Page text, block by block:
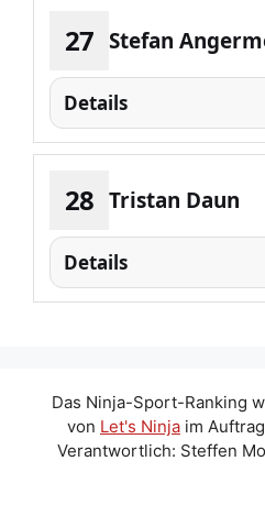
27 Stefan
Details
28 Tristan Daun
Details
Das Ninja-Sport-Ranking
von Let's Ninja im
Verantwortlich: Steffen